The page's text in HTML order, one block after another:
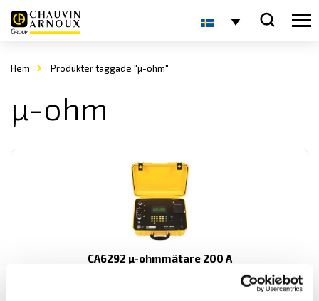
Hem Produkter taggade "µ-ohm"
µ-ohm
CA6292 µ-ohmmätare 200 A
200 A µ-ohm mätare för industribruk med upp till 0,1 µΩ upplösning.